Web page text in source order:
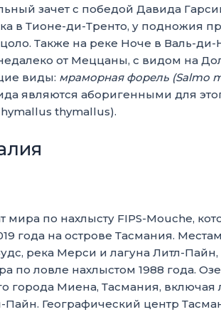
зачет с победой Давида
в Тионе-ди-Тренто, у подножия
Также на реке Ноче в Валь-ди-
от Меццаны, с видом на
виды: мраморная форель (Salmo
являются аборигенными для
thymallus).
по нахлысту FIPS-Mouche,
года на острове Тасмания.
река Мерси и лагуна Литл-
по ловле нахлыстом 1988 года.
города Миена, Тасмания, включая
Пайн. Географический центр